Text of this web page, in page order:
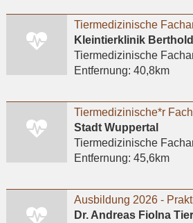
Kleintierklinik Berthold
Tiermedizinische
Entfernung: 40,8km
Stadt Wuppertal
Tiermedizinische
Entfernung: 45,6km
Dr. Andreas Fiolna